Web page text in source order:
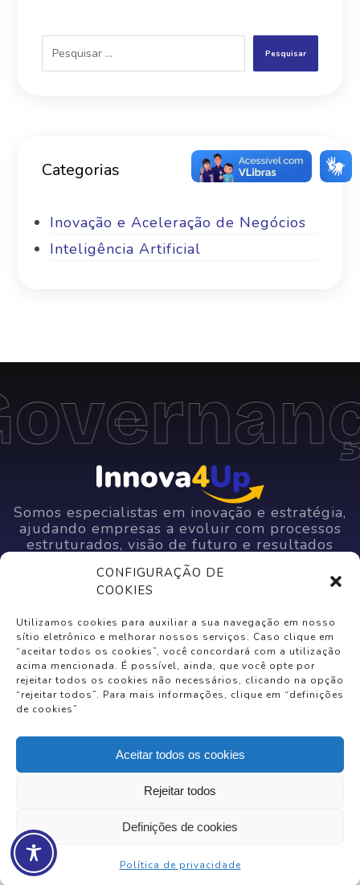
CONFIGURAÇÃO DE
COOKIES
Utilizamos cookies para auxiliar a sua navegação em nosso
sítio eletrônico e melhorar nossos serviços. Caso clique em
“aceitar todos os cookies”, você concordará com a utilização
acima mencionada. É possível, ainda, que você opte por
rejeitar todos os cookies não necessários, clicando na opção
“rejeitar todos”. Para mais informações, clique em “definições
de cookies”
Aceitar todos os cookies
Rejeitar todos
Definições de cookies
Política de privacidade
Pesquisar
Categorias
Inovação e Aceleração de Negócios
Inteligência Artificial
Somos especialistas em inovação e estratégia,
ajudando empresas a evoluir com processos
estruturados, visão de futuro e resultados
consistentes.
+55 (61) 99535-7557
contato@innova4up.com.br
SMAS Trecho 3 - Lote 3 - Ed. The Union
(Office) Bl. B2 Sl. 314 - Brasília-DF
CNPJ: 45.409.514/0001-33
Políticas de privacidadee
Termos de Uso
© Copyright 2026 Todos os direitos reservados –
Innova4Up
Powered by Webdesignbrasil